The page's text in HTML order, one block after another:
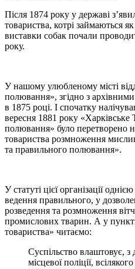
Після 1874 року у державі
товариства, котрі займаються
виставки собак почали
року.
У нашому улюбленому місті
полювання», згідно з
в 1875 році. І спочатку
вересня 1881 року «Харківське
полювання» було перетворено
товариства розмноження
та правильного полювання».
У статуті цієї організації
ведення правильного, у
розведення та розмноження
промислових тварин. А у
товариства» читаємо:
Суспільство влаштовує, з
місцевої поліції,